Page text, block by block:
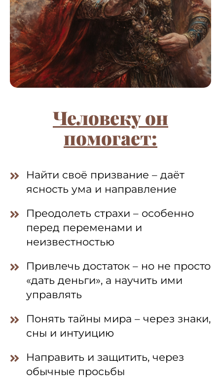
Человеку он
помогает:
Найти своё призвание – даёт
ясность ума и направление
Преодолеть страхи – особенно
перед переменами и
неизвестностью
Привлечь достаток – но не просто
«дать деньги», а научить ими
управлять
Понять тайны мира – через знаки,
сны и интуицию
Направить и защитить, через
обычные просьбы